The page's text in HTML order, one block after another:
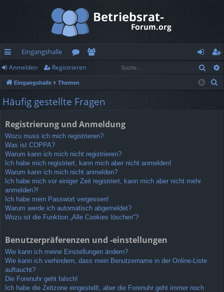
ch
ne
llz
rif
f
Eingangshalle
or
en
de
n
m
eg
ist
Anmelden Registrieren
Eingangshalle Themen
Häufig gestellte Fragen
Registrierung und Anmeldung
Wozu muss ich mich registrieren?
Was ist COPPA?
Warum kann ich mich nicht registrieren?
Ich habe mich registriert, kann mich aber nicht anmelden!
Warum kann ich mich nicht anmelden?
Ich habe mich vor einiger Zeit registriert, kann mich aber nicht mehr
anmelden?!
Ich habe mein Passwort vergessen!
Warum werde ich automatisch abgemeldet?
Wozu ist die Funktion „Alle Cookies löschen“?
Benutzerpräferenzen und -einstellungen
Wie kann ich meine Einstellungen ändern?
Wie kann ich verhindern, dass mein Benutzername in der Online-Liste
auftaucht?
Die Forenuhr geht falsch!
Ich habe die Zeitzone eingestellt, aber die Forenuhr geht immer noch